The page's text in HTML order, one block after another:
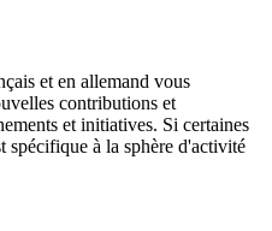
et en allemand vous
contributions et
et initiatives. Si certaines
spécifique à la sphère d'activité